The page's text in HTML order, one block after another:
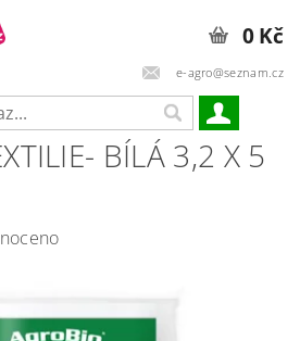
e-agro@seznam.cz
0 Kč
BÍLÁ 3,2 X 5